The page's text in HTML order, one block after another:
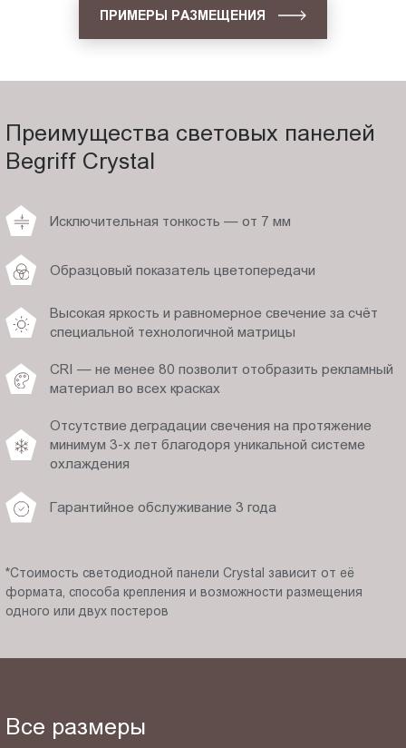
ПРИМЕРЫ РАЗМЕЩЕНИЯ
Преимущества световых панелей
Begriff Crystal
Исключительная тонкость — от 7 мм
Образцовый показатель цветопередачи
Высокая яркость и равномерное свечение за счёт
специальной технологичной матрицы
CRI — не менее 80 позволит отобразить рекламный
материал во всех красках
Отсутствие деградации свечения на протяжение
минимум 3-х лет благодоря уникальной системе
охлаждения
Гарантийное обслуживание 3 года
*Стоимость светодиодной панели Crystal зависит от её
формата, способа крепления и возможности размещения
одного или двух постеров
Все размеры